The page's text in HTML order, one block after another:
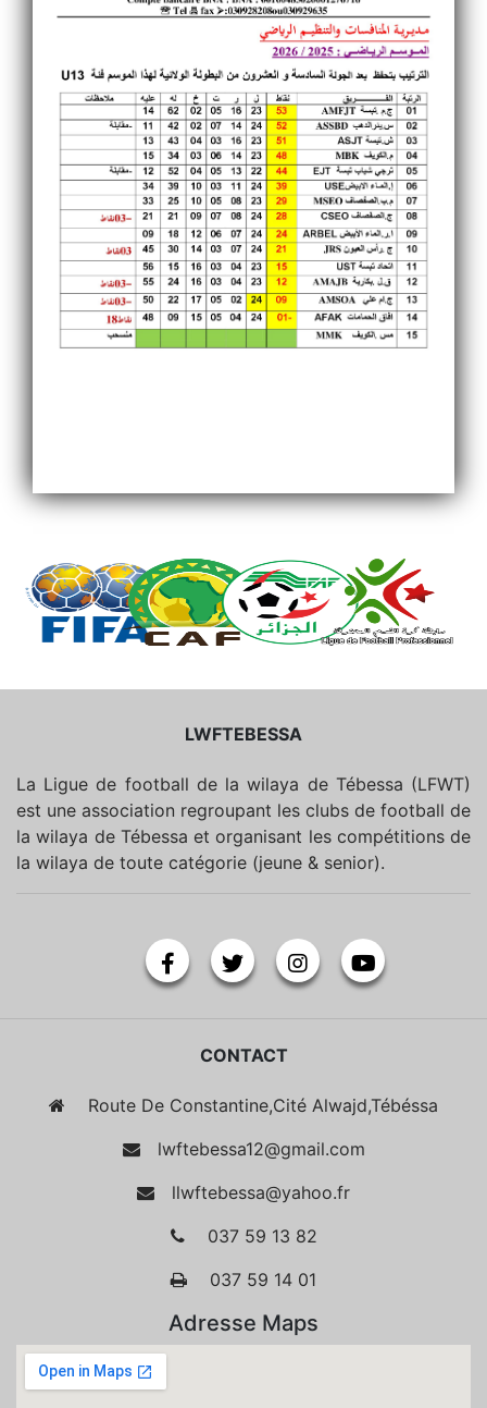
LWFTEBESSA
La Ligue de football de la wilaya de Tébessa (LFWT)
est une association regroupant les clubs de football de
la wilaya de Tébessa et organisant les compétitions de
la wilaya de toute catégorie (jeune & senior).
CONTACT
Route De Constantine,Cité Alwajd,Tébéssa
lwftebessa12@gmail.com
llwftebessa@yahoo.fr
037 59 13 82
037 59 14 01
Adresse Maps